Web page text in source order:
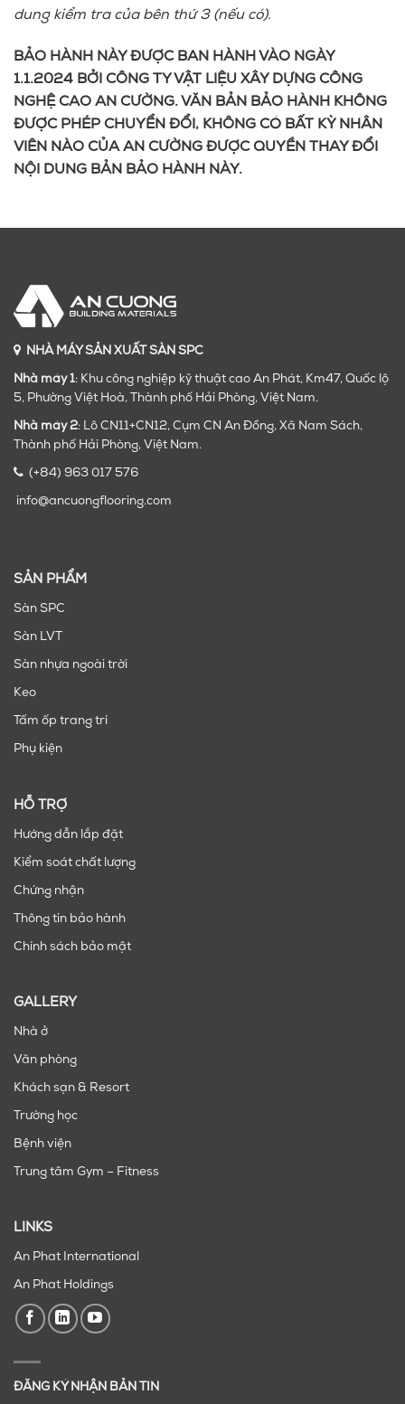
dung kiểm tra của bên thứ 3 (nếu có).
BẢO HÀNH NÀY ĐƯỢC BAN HÀNH VÀO NGÀY
1.1.2024 BỞI CÔNG TY VẬT LIỆU XÂY DỰNG CÔNG
NGHỆ CAO AN CƯỜNG. VĂN BẢN BẢO HÀNH KHÔNG
ĐƯỢC PHÉP CHUYỂN ĐỔI, KHÔNG CÓ BẤT KỲ NHÂN
VIÊN NÀO CỦA AN CƯỜNG ĐƯỢC QUYỀN THAY ĐỔI
NỘI DUNG BẢN BẢO HÀNH NÀY.
NHÀ MÁY SẢN XUẤT SÀN SPC
Nhà máy 1: Khu công nghiệp kỹ thuật cao An Phát, Km47, Quốc lộ
5, Phường Việt Hoà, Thành phố Hải Phòng, Việt Nam.
Nhà máy 2: Lô CN11+CN12, Cụm CN An Đồng, Xã Nam Sách,
Thành phố Hải Phòng, Việt Nam.
(+84) 963 017 576
info@ancuongflooring.com
SẢN PHẨM
Sàn SPC
Sàn LVT
Sàn nhựa ngoài trời
Keo
Tấm ốp trang trí
Phụ kiện
HỖ TRỢ
Hướng dẫn lắp đặt
Kiểm soát chất lượng
Chứng nhận
Thông tin bảo hành
Chính sách bảo mật
GALLERY
Nhà ở
Văn phòng
Khách sạn & Resort
Trường học
Bệnh viện
Trung tâm Gym – Fitness
LINKS
An Phat International
An Phat Holdings
ĐĂNG KÝ NHẬN BẢN TIN